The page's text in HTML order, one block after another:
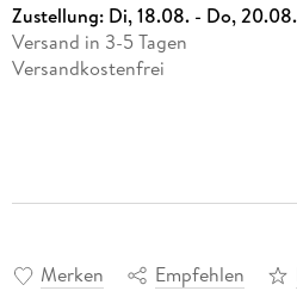
Zustellung: Di, 18.08. - Do, 20.08.
Versand in 3-5 Tagen
Versandkostenfrei
Merken Empfehlen